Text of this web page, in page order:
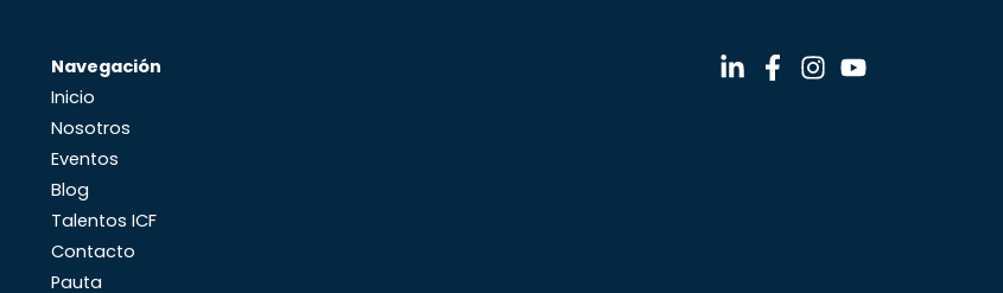
Navegación
Inicio
Nosotros
Eventos
Blog
Talentos ICF
Contacto
Pauta